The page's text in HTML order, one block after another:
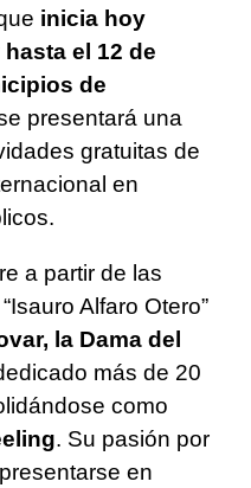
inicia hoy
el 12 de
de
presentará una
gratuitas de
en
a partir de las
Alfaro Otero”
la Dama del
más de 20
como
. Su pasión por
en